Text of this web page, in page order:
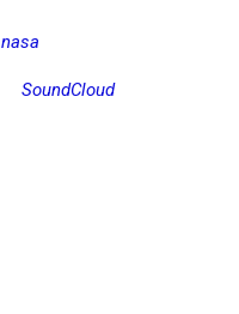
nasa
SoundCloud